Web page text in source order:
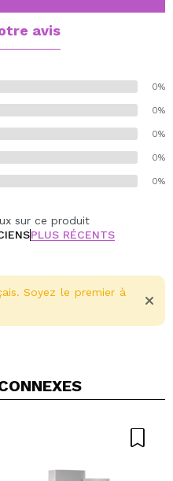
avis
0%
0%
0%
0%
0%
sur ce produit
PLUS RÉCENTS
première. Imaginez...
Soyez le premier à